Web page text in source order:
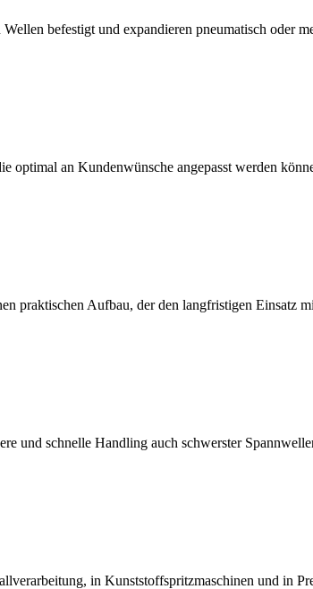
befestigt und expandieren pneumatisch oder
optimal an Kundenwünsche angepasst werden
praktischen Aufbau, der den langfristigen Einsatz
und schnelle Handling auch schwerster
in Kunststoffspritzmaschinen und in